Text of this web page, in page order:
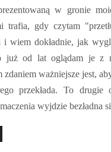
w gronie
trafia, gdy czytam
wiem dokładnie, jak
już od lat oglądam je z
ważniejsze jest,
przekłada. To drugie
wyjdzie bezładna